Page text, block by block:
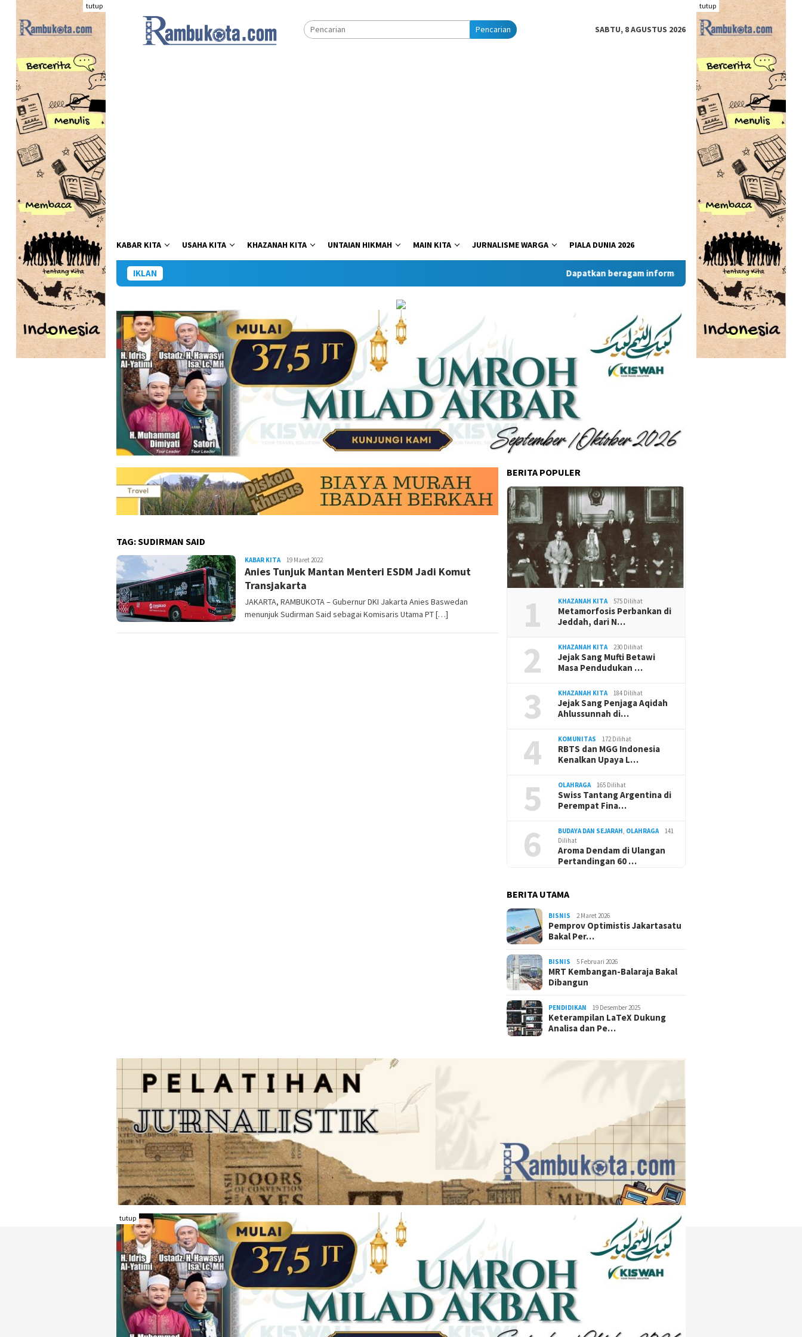
Loncat
konten
tutup tutup
Pencarian SABTU, 8 AGUSTUS 2026
KABAR KITA USAHA KITA KHAZANAH KITA UNTAIAN HIKMAH MAIN KITA JURNALISME WARGA PIALA DUNIA 2026
IKLAN Dapatkan beragam informasi dan berita menarik dari situs
TAG:SUDIRMAN SAID
KABAR KITAadmin
19 Maret 2022
Anies Tunjuk Mantan Menteri ESDM Jadi Komut
Transjakarta
JAKARTA, RAMBUKOTA – Gubernur DKI Jakarta Anies Baswedan
menunjuk Sudirman Said sebagai Komisaris Utama PT […]
BERITA POPULER
1 KHAZANAH KITA 575 Dilihat
Metamorfosis Perbankan di
Jeddah, dari N…
2 KHAZANAH KITA 230 Dilihat
Jejak Sang Mufti Betawi
Masa Pendudukan …
3 KHAZANAH KITA 184 Dilihat
Jejak Sang Penjaga Aqidah
Ahlussunnah di…
4 KOMUNITAS 172 Dilihat
RBTS dan MGG Indonesia
Kenalkan Upaya L…
5 OLAHRAGA 165 Dilihat
Swiss Tantang Argentina di
Perempat Fina…
6 BUDAYA DAN SEJARAH OLAHRAGA
141
Dilihat
Aroma Dendam di Ulangan
Pertandingan 60 …
BERITA UTAMA
BISNIS 2 Maret 2026
Pemprov Optimistis Jakartasatu
Bakal Per…
BISNIS 5 Februari 2026
MRT Kembangan-Balaraja Bakal
Dibangun
PENDIDIKAN 19 Desember 2025
Keterampilan LaTeX Dukung
Analisa dan Pe…
TENTANG RAMBU KOTA REDAKSI
DISCLAIMER
KONTAK KAMI
FORM PENGADUAN
PEDOMAN MEDIA SIBER
KARIR
JARINGAN SOCIAL
Facebook Twitter
Instagram
Linkedin
Youtube
tutup